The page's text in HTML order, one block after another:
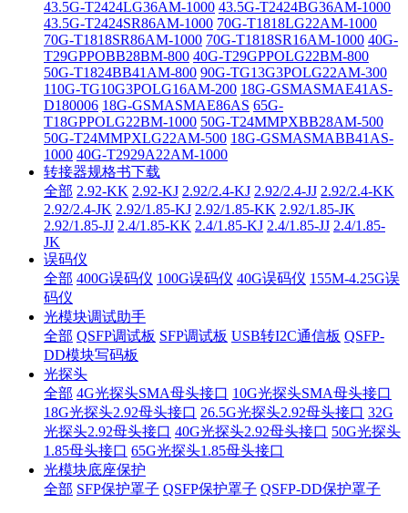
43.5G-T2424LG36AM-1000 43.5G-T2424BG36AM-1000
43.5G-T2424SR86AM-1000 70G-T1818LG22AM-1000
70G-T1818SR86AM-1000 70G-T1818SR16AM-1000 40G-
T29GPPOBB28BM-800 40G-T29GPPOLG22BM-800
50G-T1824BB41AM-800 90G-TG13G3POLG22AM-300
110G-TG10G3POLG16AM-200 18G-GSMASMAE41AS-
D180006 18G-GSMASMAE86AS 65G-
T18GPPOLG22BM-1000 50G-T24MMPXBB28AM-500
50G-T24MMPXLG22AM-500 18G-GSMASMABB41AS-
1000 40G-T2929A22AM-1000
转接器规格书下载
全部 2.92-KK 2.92-KJ 2.92/2.4-KJ 2.92/2.4-JJ 2.92/2.4-KK
2.92/2.4-JK 2.92/1.85-KJ 2.92/1.85-KK 2.92/1.85-JK
2.92/1.85-JJ 2.4/1.85-KK 2.4/1.85-KJ 2.4/1.85-JJ 2.4/1.85-
JK
误码仪
全部 400G误码仪 100G误码仪 40G误码仪 155M-4.25G误
码仪
光模块调试助手
全部 QSFP调试板 SFP调试板 USB转I2C通信板 QSFP-
DD模块写码板
光探头
全部 4G光探头SMA母头接口 10G光探头SMA母头接口
18G光探头2.92母头接口 26.5G光探头2.92母头接口 32G
光探头2.92母头接口 40G光探头2.92母头接口 50G光探头
1.85母头接口 65G光探头1.85母头接口
光模块底座保护
全部 SFP保护罩子 QSFP保护罩子 QSFP-DD保护罩子